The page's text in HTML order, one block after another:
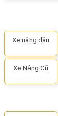
Xe nâng dầu
Xe Nâng Cũ